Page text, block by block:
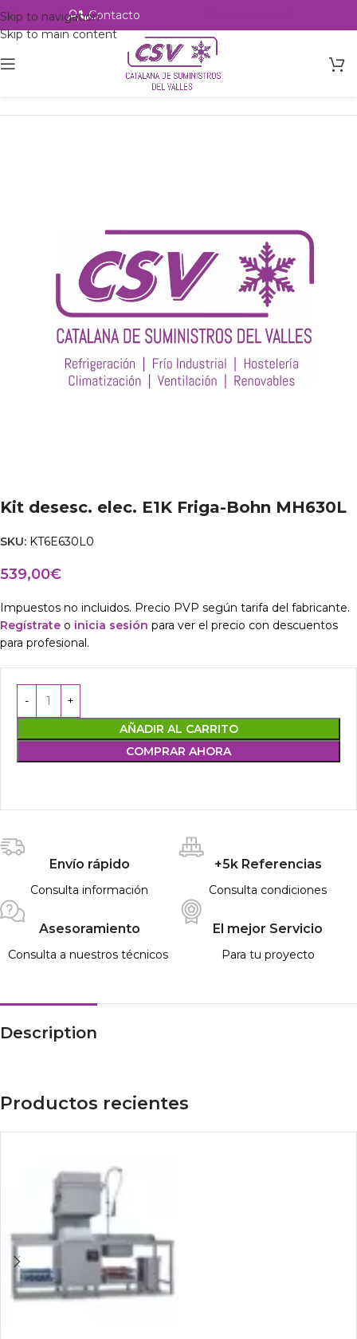
Skip to navigation
Skip to main content
Contacto
Intercambio
Kit desesc. elec. E1K Friga-Bohn MH630L
SKU: KT6E630L0
539,00€
Impuestos no incluidos. Precio PVP según tarifa del fabricante.
Regístrate o inicia sesión para ver el precio con descuentos
para profesional.
AÑADIR AL CARRITO
COMPRAR AHORA
Envío rápido
Consulta información
+5k Referencias
Consulta condiciones
Asesoramiento
Consulta a nuestros técnicos
El mejor Servicio
Para tu proyecto
Description
Productos recientes